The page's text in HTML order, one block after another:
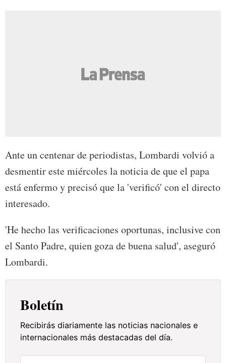
Ante un centenar de periodistas, Lombardi volvió a
desmentir este miércoles la noticia de que el papa
está enfermo y precisó que la 'verificó' con el directo
interesado.
'He hecho las verificaciones oportunas, inclusive con
el Santo Padre, quien goza de buena salud', aseguró
Lombardi.
Boletín
Recibirás diariamente las noticias nacionales e
internacionales más destacadas del día.